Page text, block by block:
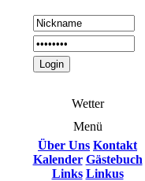
Wetter
Menü
Über Uns Kontakt
Kalender Gästebuch
Links Linkus